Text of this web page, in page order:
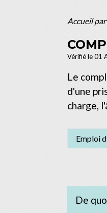
Accueil
Vérifié le 01
Le
d'une
charge,
Emploi
De